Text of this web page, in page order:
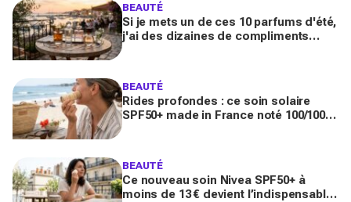
BEAUTÉ
Si je mets un de ces 10 parfums d'été,
j'ai des dizaines de compliments
BEAUTÉ
Rides profondes : ce soin solaire
SPF50+ made in France noté 100/100
BEAUTÉ
Ce nouveau soin Nivea SPF50+ à
moins de 13 € devient l’indispensable